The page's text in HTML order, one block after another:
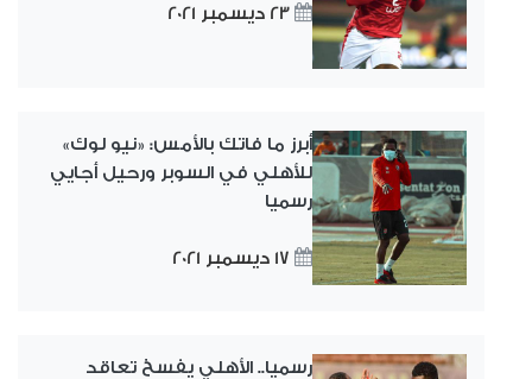
23 ديسمبر 2021
أبرز ما فاتك بالأمس: «نيو لوك»
للأهلي في السوبر ورحيل أجايي
رسميا
17 ديسمبر 2021
رسميا.. الأهلي يفسخ تعاقد